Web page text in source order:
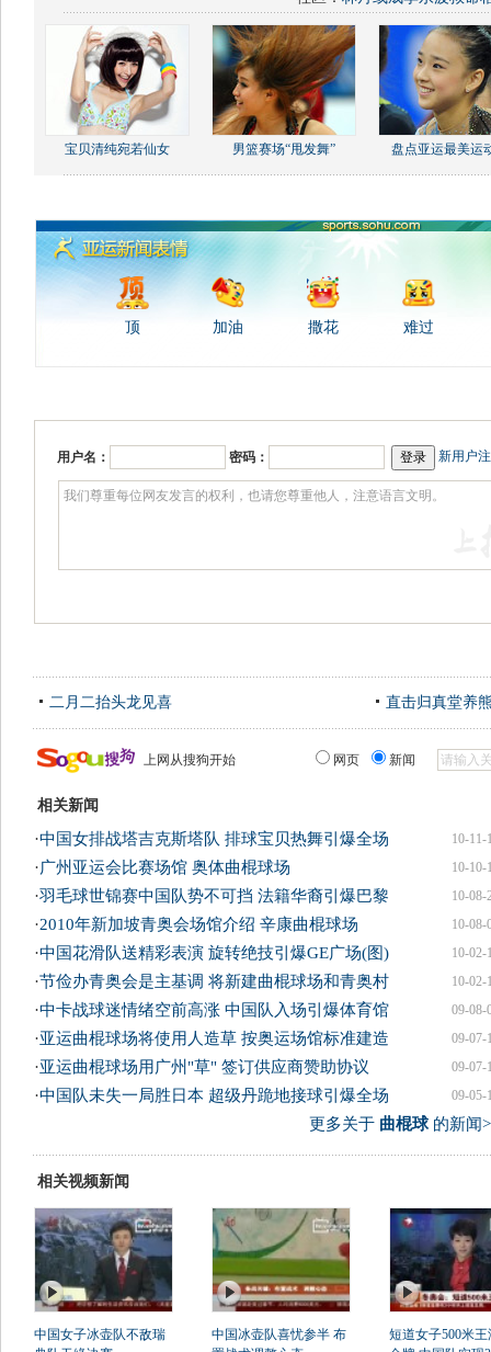
宝贝清纯宛若仙女 男篮赛场“甩发舞” 盘点亚运最美运
顶 加油 撒花 难过
用户名： 密码： 新用户
二月二抬头龙见喜 直击归真堂养
上网从搜狗开始 网页 新闻
相关新闻
10-11-
·中国女排战塔吉克斯塔队 排球宝贝热舞引爆全场
10-10-
·广州亚运会比赛场馆 奥体曲棍球场
10-08-
·羽毛球世锦赛中国队势不可挡 法籍华裔引爆巴黎
10-08-
·2010年新加坡青奥会场馆介绍 辛康曲棍球场
10-02-
·中国花滑队送精彩表演 旋转绝技引爆GE广场(图)
10-02-
·节俭办青奥会是主基调 将新建曲棍球场和青奥村
09-08-
·中卡战球迷情绪空前高涨 中国队入场引爆体育馆
09-07-
·亚运曲棍球场将使用人造草 按奥运场馆标准建造
09-07-
·亚运曲棍球场用广州"草" 签订供应商赞助协议
09-05-
·中国队未失一局胜日本 超级丹跪地接球引爆全场
更多关于 曲棍球的新闻
相关视频新闻
中国女子冰壶队不敌瑞
中国冰壶队喜忧参半 布
短道女子500米王